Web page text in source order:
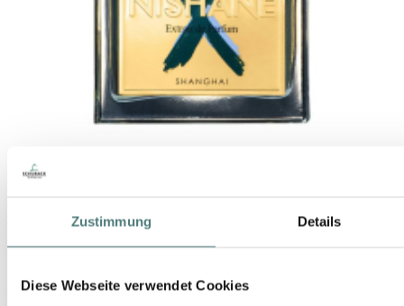
Zustimmung Details
Diese Webseite verwendet Cookies
252,00 €